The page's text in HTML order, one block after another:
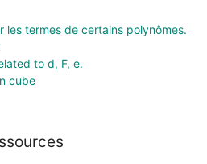
les termes de certains polynômes.
to d, F, e.
cube